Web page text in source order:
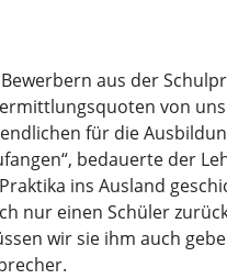
aus der
von
für die
bedauerte der
ins Ausland
nur einen Schüler
wir sie ihm auch